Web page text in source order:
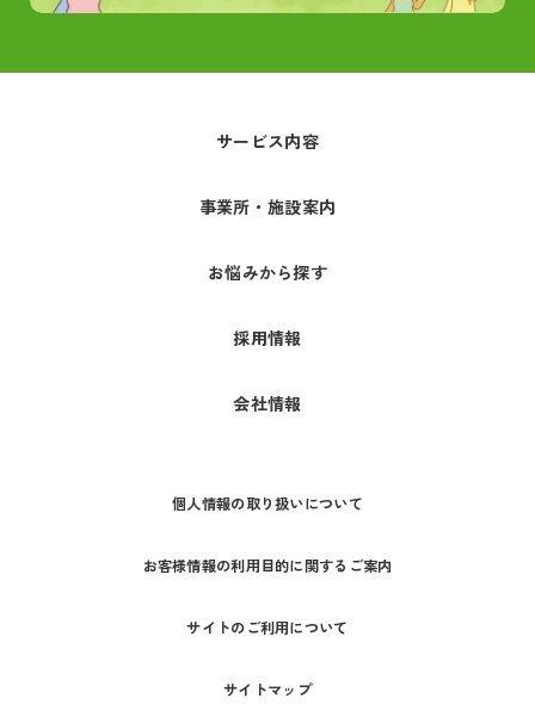
サービス内容
事業所・施設案内
お悩みから探す
採用情報
会社情報
個人情報の取り扱いについて
お客様情報の利用目的に関するご案内
サイトのご利用について
サイトマップ